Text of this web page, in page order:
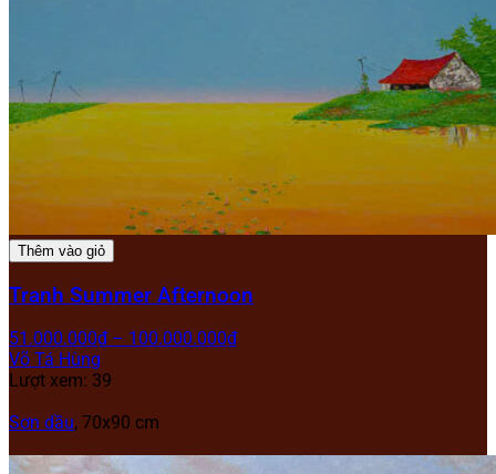
Thêm vào giỏ
Tranh Summer Afternoon
51.000.000₫ – 100.000.000₫
Võ Tá Hùng
Lượt xem: 39
Sơn dầu, 70x90 cm